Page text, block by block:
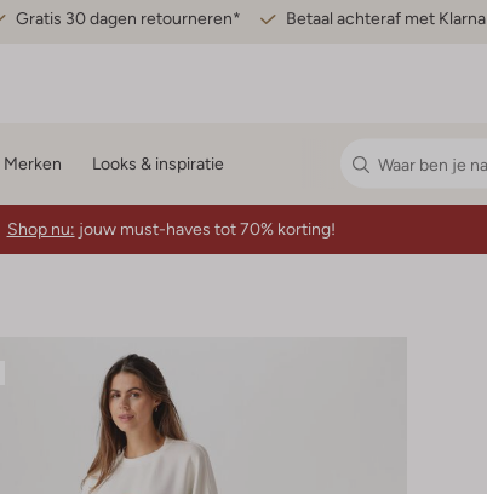
Gratis 30 dagen retourneren* Betaal achteraf met Klarna
Merken Looks & inspiratie
Shop nu: jouw must-haves tot 70% korting!